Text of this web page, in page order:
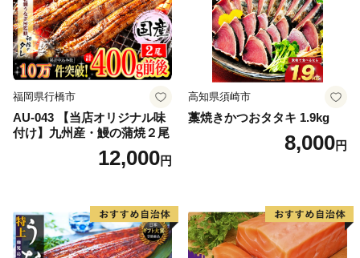
福岡県行橋市
AU-043 【当店オリジナル味
付け】九州産・鰻の蒲焼２尾
12,000円
高知県須崎市
藁焼きかつおタタキ 1.9kg
8,000円